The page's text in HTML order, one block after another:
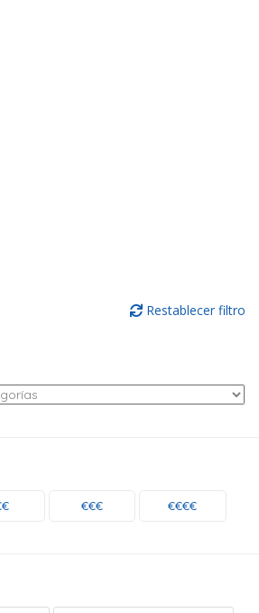
Restablecer filtro
€€€ €€€€